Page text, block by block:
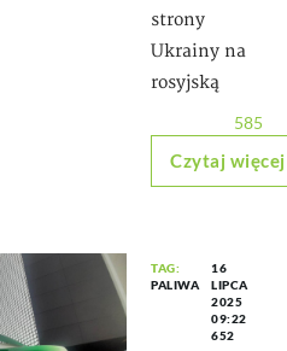
strony
Ukrainy na
rosyjską
585
Czytaj więcej
TAG:
PALIWA
16
LIPCA
2025
09:22
652